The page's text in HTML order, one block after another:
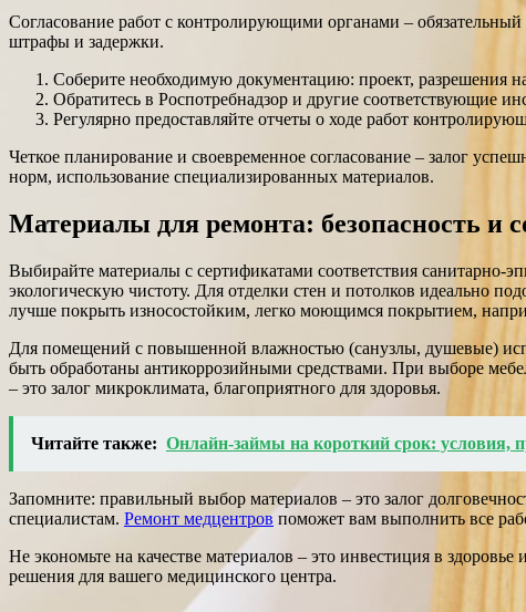
Согласование работ с контролирующими органами –
штрафы и задержки.
Соберите необходимую документацию: проект, разрешения
Обратитесь в Роспотребнадзор и другие соответствующие
Регулярно предоставляйте отчеты о ходе работ
Четкое планирование и своевременное согласование – залог
норм, использование специализированных материалов.
Материалы для ремонта: безопасность и
Выбирайте материалы с сертификатами соответствия
экологическую чистоту. Для отделки стен и потолков идеально
лучше покрыть износостойким, легко моющимся покрытием,
Для помещений с повышенной влажностью (санузлы, душевые)
быть обработаны антикоррозийными средствами. При выборе
– это залог микроклимата, благоприятного для здоровья.
Читайте также: Онлайн-займы на короткий срок: условия,
Запомните: правильный выбор материалов – это залог
специалистам. Ремонт медцентров поможет вам выполнить все
Не экономьте на качестве материалов – это инвестиция в
решения для вашего медицинского центра.